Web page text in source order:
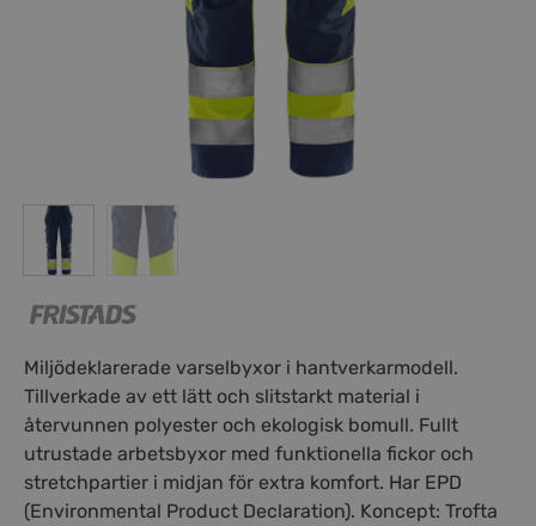
Miljödeklarerade varselbyxor i hantverkarmodell.
Tillverkade av ett lätt och slitstarkt material i
återvunnen polyester och ekologisk bomull. Fullt
utrustade arbetsbyxor med funktionella fickor och
stretchpartier i midjan för extra komfort. Har EPD
(Environmental Product Declaration). Koncept: Trofta